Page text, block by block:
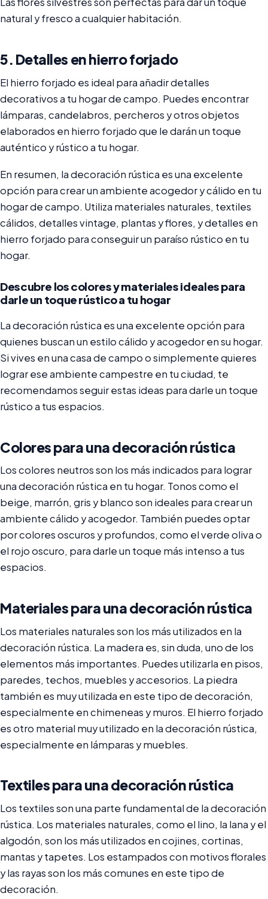
natural y fresco a cualquier habitación.
5. Detalles en hierro forjado
El hierro forjado es ideal para añadir detalles
decorativos a tu hogar de campo. Puedes encontrar
lámparas, candelabros, percheros y otros objetos
elaborados en hierro forjado que le darán un toque
auténtico y rústico a tu hogar.
En resumen, la decoración rústica es una excelente
opción para crear un ambiente acogedor y cálido en tu
hogar de campo. Utiliza materiales naturales, textiles
cálidos, detalles vintage, plantas y flores, y detalles en
hierro forjado para conseguir un paraíso rústico en tu
hogar.
Descubre los colores y materiales ideales para
darle un toque rústico a tu hogar
La decoración rústica es una excelente opción para
quienes buscan un estilo cálido y acogedor en su hogar.
Si vives en una casa de campo o simplemente quieres
lograr ese ambiente campestre en tu ciudad, te
recomendamos seguir estas ideas para darle un toque
rústico a tus espacios.
Colores para una decoración rústica
Los colores neutros son los más indicados para lograr
una decoración rústica en tu hogar. Tonos como el
beige, marrón, gris y blanco son ideales para crear un
ambiente cálido y acogedor. También puedes optar
por colores oscuros y profundos, como el verde oliva o
el rojo oscuro, para darle un toque más intenso a tus
espacios.
Materiales para una decoración rústica
Los materiales naturales son los más utilizados en la
decoración rústica. La madera es, sin duda, uno de los
elementos más importantes. Puedes utilizarla en pisos,
paredes, techos, muebles y accesorios. La piedra
también es muy utilizada en este tipo de decoración,
especialmente en chimeneas y muros. El hierro forjado
es otro material muy utilizado en la decoración rústica,
especialmente en lámparas y muebles.
Textiles para una decoración rústica
Los textiles son una parte fundamental de la decoración
rústica. Los materiales naturales, como el lino, la lana y el
algodón, son los más utilizados en cojines, cortinas,
mantas y tapetes. Los estampados con motivos florales
y las rayas son los más comunes en este tipo de
decoración.